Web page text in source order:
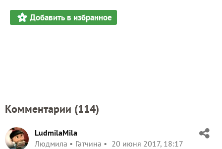
Добавить в избранное
Комментарии (114)
LudmilaMila
Людмила
Гатчина 20 июня 2017, 18:17